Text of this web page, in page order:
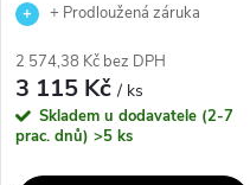
+ Prodloužená záruka
2 574,38 Kč bez DPH
3 115 Kč/ ks
Skladem u dodavatele (2-7
prac. dnů) >5 ks